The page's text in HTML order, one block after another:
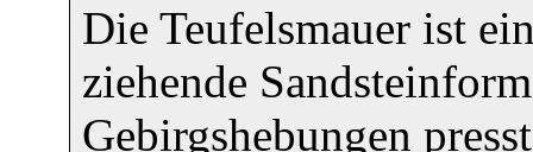
Die Teufelsmauer ist
ziehende
Gebirgshebungen